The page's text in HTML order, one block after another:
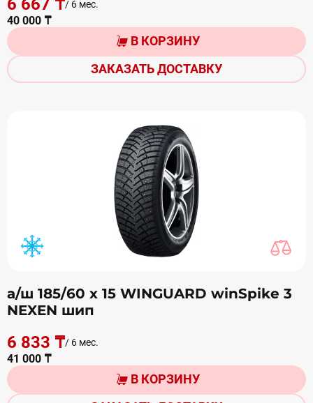
6 667 ₸/ 6 мес.
40 000 ₸
В КОРЗИНУ
ЗАКАЗАТЬ ДОСТАВКУ
а/ш 185/60 х 15 WINGUARD winSpike 3
NEXEN шип
6 833 ₸/ 6 мес.
41 000 ₸
В КОРЗИНУ